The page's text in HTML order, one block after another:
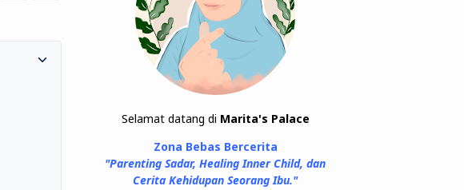
Selamat datang di Marita's Palace
Zona Bebas Bercerita
"Parenting Sadar, Healing Inner Child, dan
Cerita Kehidupan Seorang Ibu."